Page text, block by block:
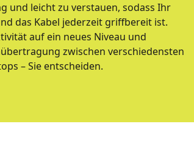
und leicht zu verstauen, sodass Ihr
das Kabel jederzeit griffbereit ist.
auf ein neues Niveau und
zwischen verschiedensten
– Sie entscheiden.